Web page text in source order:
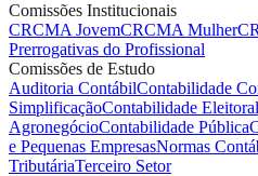
Comissões Institucionais
CRCMA JovemCRCMA Mulher
Prerrogativas do Profissional
Comissões de Estudo
Auditoria ContábilContabilidade
SimplificaçãoContabilidade Eleitoral
AgronegócioContabilidade Pública
e Pequenas EmpresasNormas
TributáriaTerceiro Setor